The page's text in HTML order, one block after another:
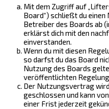
Mit dem Zugriff auf
Board“) schließt du
Betreiber des Boards ab
erklärst dich mit den
einverstanden.
Wenn du mit diesen
so darfst du das Board
Nutzung des Boards
veröffentlichten
Der Nutzungsvertrag
geschlossen und kann
einer Frist jederzeit